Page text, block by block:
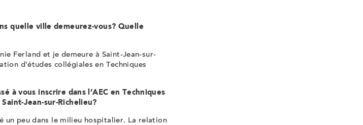
quelle ville demeurez-vous? Quelle
Ferland et je demeure à Saint-Jean-sur-
d’études collégiales en Techniques
à vous inscrire dans l’AEC en Techniques
Jean-sur-Richelieu?
un peu dans le milieu hospitalier. La relation